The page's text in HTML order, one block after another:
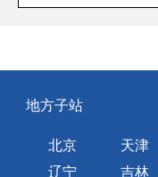
地方子站
北京 天津
辽宁
吉林